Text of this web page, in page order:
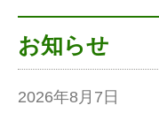
お知らせ
2026年8月7日